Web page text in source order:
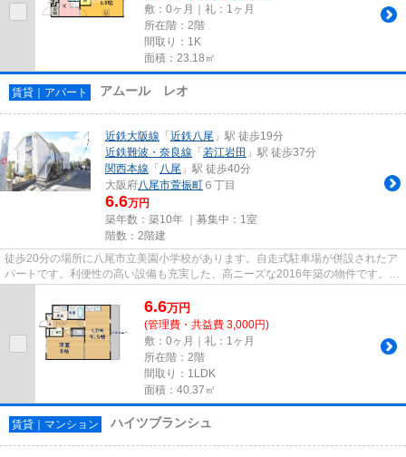
敷：0ヶ月｜礼：1ヶ月
所在階：2階
間取り：1K
面積：23.18㎡
賃貸｜アパート アムール レオ
近鉄大阪線 「近鉄八尾 」駅 徒歩19分
近鉄難波・奈良線 「若江岩田 」駅 徒歩37分
関西本線 「 八尾 」駅 徒歩40分
大阪府八尾市萱振町 ６丁目
6.6万円
築年数：築10年 ｜募集中： 1室
階数：2階建
徒歩20分の場所に八尾市立美園小学校があります。自走式駐車場が併設されたア
パートです。利便性の高い設備も充実した、高ニーズな2016年築の物件です。こ
ちらの物件はアパートです。...
6.6万円
(管理費・共益費 3,000円)
敷：0ヶ月｜礼：1ヶ月
所在階：2階
間取り：1LDK
面積：40.37㎡
賃貸｜マンション ハイツブランシュ